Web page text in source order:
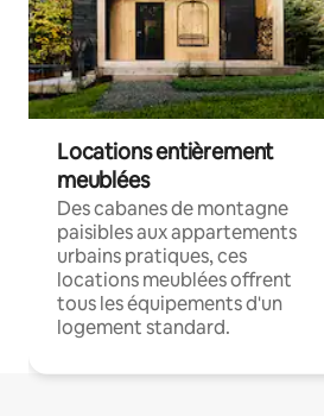
Locations entièrement
meublées
Des cabanes de montagne
paisibles aux appartements
urbains pratiques, ces
locations meublées offrent
tous les équipements d'un
logement standard.